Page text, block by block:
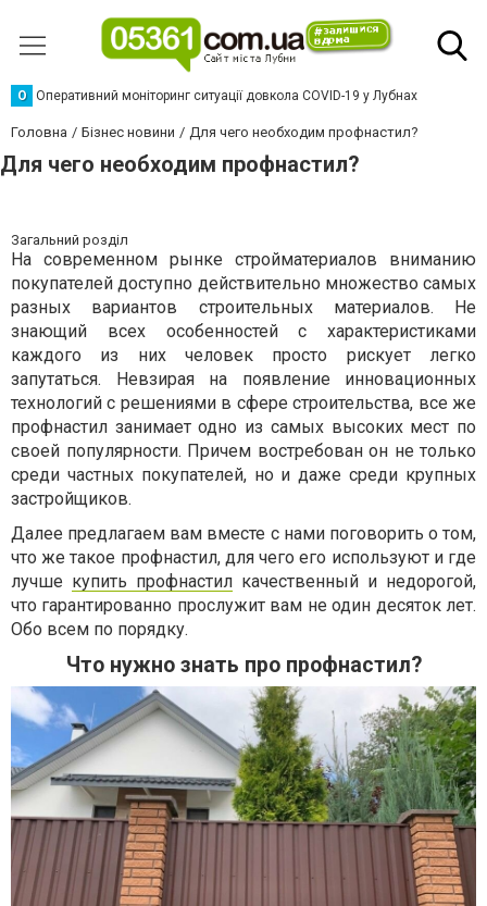
О Оперативний моніторинг ситуації довкола COVID-19 у Лубнах
Головна Бізнес новини Для чего необходим профнастил?
Для чего необходим профнастил?
Загальний розділ
На современном рынке стройматериалов вниманию
покупателей доступно действительно множество самых
разных вариантов строительных материалов. Не
знающий всех особенностей с характеристиками
каждого из них человек просто рискует легко
запутаться. Невзирая на появление инновационных
технологий с решениями в сфере строительства, все же
профнастил занимает одно из самых высоких мест по
своей популярности. Причем востребован он не только
среди частных покупателей, но и даже среди крупных
застройщиков.
Далее предлагаем вам вместе с нами поговорить о том,
что же такое профнастил, для чего его используют и где
лучше купить профнастил качественный и недорогой,
что гарантированно прослужит вам не один десяток лет.
Обо всем по порядку.
Что нужно знать про профнастил?